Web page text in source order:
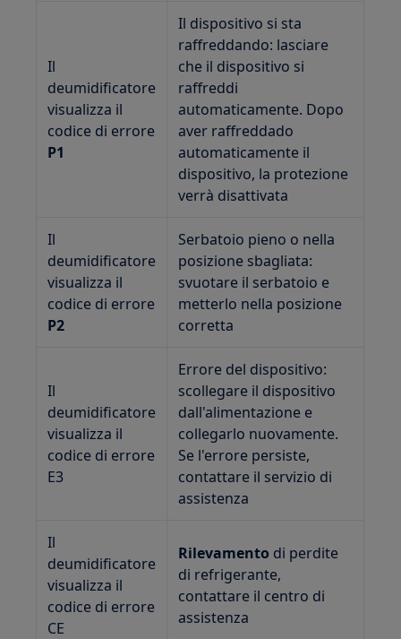
Il
deumidificatore
visualizza il
codice di errore
P1
Il dispositivo si sta
raffreddando: lasciare
che il dispositivo si
raffreddi
automaticamente. Dopo
aver raffreddado
automaticamente il
dispositivo, la protezione
verrà disattivata
Il
deumidificatore
visualizza il
codice di errore
P2
Serbatoio pieno o nella
posizione sbagliata:
svuotare il serbatoio e
metterlo nella posizione
corretta
Il
deumidificatore
visualizza il
codice di errore
E3
Errore del dispositivo:
scollegare il dispositivo
dall'alimentazione e
collegarlo nuovamente.
Se l'errore persiste,
contattare il servizio di
assistenza
Il
deumidificatore
visualizza il
codice di errore
CE
Rilevamento di perdite
di refrigerante,
contattare il centro di
assistenza